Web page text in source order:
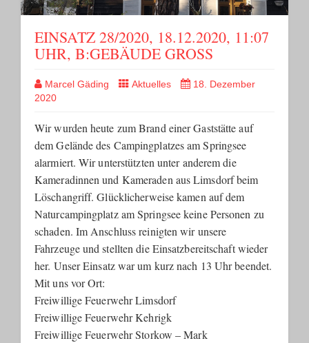
EINSATZ 28/2020, 18.12.2020, 11:07
UHR, B:GEBÄUDE GROSS
Marcel Gäding Aktuelles
18. Dezember
2020
Wir wurden heute zum Brand einer Gaststätte auf
dem Gelände des Campingplatzes am Springsee
alarmiert. Wir unterstützten unter anderem die
Kameradinnen und Kameraden aus Limsdorf beim
Löschangriff. Glücklicherweise kamen auf dem
Naturcampingplatz am Springsee keine Personen zu
schaden. Im Anschluss reinigten wir unsere
Fahrzeuge und stellten die Einsatzbereitschaft wieder
her. Unser Einsatz war um kurz nach 13 Uhr beendet.
Mit uns vor Ort:
Freiwillige Feuerwehr Limsdorf
Freiwillige Feuerwehr Kehrigk
Freiwillige Feuerwehr Storkow – Mark